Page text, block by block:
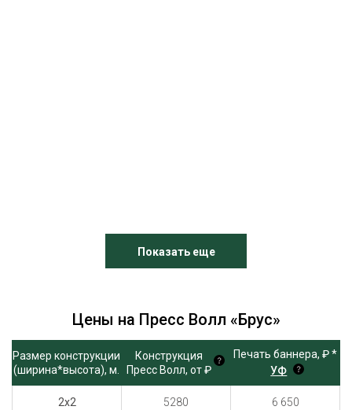
О
Показать еще
Цены на Пресс Волл «Брус»
Размер конструкции
(ширина*высота), м.
Конструкция
Пресс Волл, от ₽
Печать баннера, ₽ *
УФ
2x2 5280 6 650